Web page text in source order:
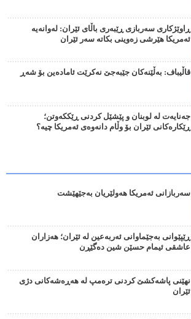
ڕاوێژکاری سەربازی ڕێبەری باڵای ئێران: لەوانەیە
ئەمریکا هێرشی زەوینی بکاتە سەر ئێران
قاڵیباف: بەڵێنەکان جێبەجێ نەکرێت ئامادەین بۆ شەڕ
جەنایەت لە لوبنان و پێشێل کردنی ڕێککەوتن؛
ڕێکارەکانی ئێران بۆ وڵام دانەوەی ئەمریکا چیە؟
سەربازانی ئەمریکا هەولێریان بەجێهێشت
ڕێپێوانی بەجێماوانی ئەربەعین لە ئێران؛ هەزاران
عاشقی ئیمام حسێن شین دەگێڕن
نهێنی پاشەکشێ کردنی ترەمپ لە هەڕەشەکانی دژی
ئێران